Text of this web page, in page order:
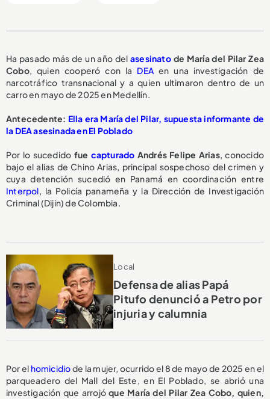
Ha pasado más de un año delasesinatode María del Pilar Zea
Cobo, quien cooperó con la DEA en una investigación de
narcotráfico transnacional y a quien ultimaron dentro de un
carro en mayo de 2025 en Medellín.
Antecedente: Ella era María del Pilar, supuesta informante de
la DEA asesinada en El Poblado
Por lo sucedido fue capturado Andrés Felipe Arias, conocido
bajo el alias de Chino Arias, principal sospechoso del crimen y
cuya detención sucedió en Panamá en coordinación entre
Interpol, la Policía panameña y la Dirección de Investigación
Criminal (Dijin) de Colombia.
Local
Defensa de alias Papá
Pitufo denunció a Petro por
injuria y calumnia
Por el homicidiode la mujer, ocurrido el 8 de mayo de 2025 en el
parqueadero del Mall del Este, en El Poblado, se abrió una
investigación que arrojóque María del Pilar Zea Cobo, quien,